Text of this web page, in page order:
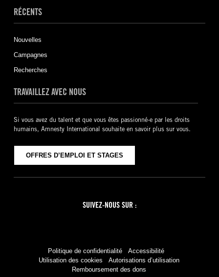
RÉCENTS
Nouvelles
Campagnes
Recherches
TRAVAILLEZ AVEC NOUS
Si vous avez du talent et que vous êtes passionné-e par les droits
humains, Amnesty International souhaite en savoir plus sur vous.
OFFRES D’EMPLOI ET STAGES
Politique de confidentialité
Accessibilité
Utilisation des cookies
Autorisations d’utilisation
Remboursement des dons
SUIVEZ-NOUS SUR :